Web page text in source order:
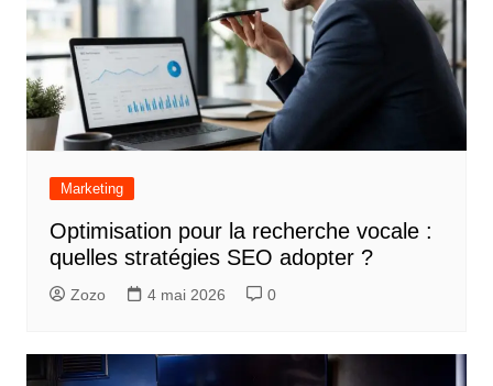
Marketing
Optimisation pour la recherche vocale :
quelles stratégies SEO adopter ?
Zozo 4 mai 2026 0